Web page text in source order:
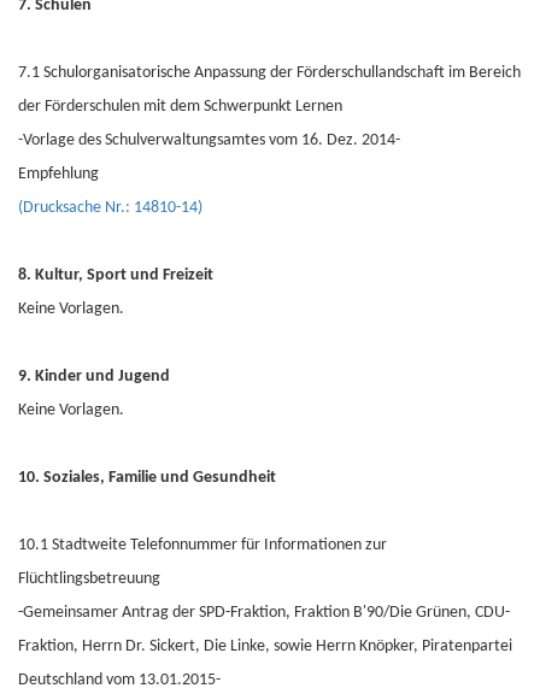
7. Schulen
7.1 Schulorganisatorische Anpassung der Förderschullandschaft im Bereich
der Förderschulen mit dem Schwerpunkt Lernen
-Vorlage des Schulverwaltungsamtes vom 16. Dez. 2014-
Empfehlung
(Drucksache Nr.: 14810-14)
8. Kultur, Sport und Freizeit
Keine Vorlagen.
9. Kinder und Jugend
Keine Vorlagen.
10. Soziales, Familie und Gesundheit
10.1 Stadtweite Telefonnummer für Informationen zur
Flüchtlingsbetreuung
-Gemeinsamer Antrag der SPD-Fraktion, Fraktion B'90/Die Grünen, CDU-
Fraktion, Herrn Dr. Sickert, Die Linke, sowie Herrn Knöpker, Piratenpartei
Deutschland vom 13.01.2015-